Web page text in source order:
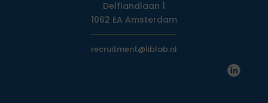
Delflandlaan 1
1062 EA Amsterdam
recruitment@liblab.nl